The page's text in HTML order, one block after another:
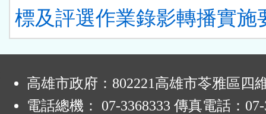
標及評選作業錄影轉播實施
高雄市政府：802221高雄市苓雅區四
電話總機： 07-3368333 傳真電話：07-